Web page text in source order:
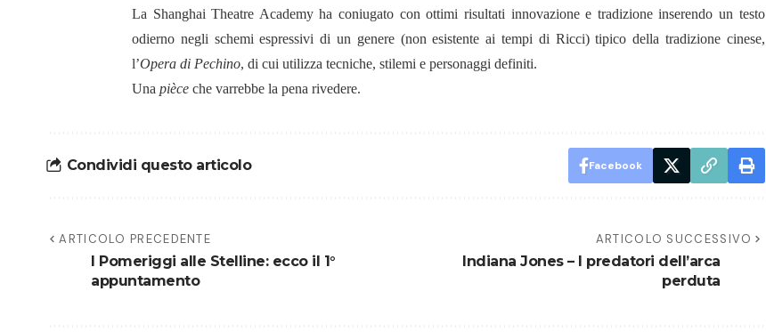
La Shanghai Theatre Academyha coniugato con ottimi risultati innovazione e tradizione inserendo un testo
odierno negli schemi espressivi di un genere (non esistente ai tempi di Ricci) tipico della tradizione cinese,
l’Opera di Pechino, di cui utilizza tecniche, stilemi e personaggi definiti.
Una pièce che varrebbe la pena rivedere.
Condividi questo articolo Facebook
ARTICOLO PRECEDENTE
I Pomeriggi alle Stelline: ecco il 1°
appuntamento
ARTICOLO SUCCESSIVO
Indiana Jones – I predatori dell’arca
perduta